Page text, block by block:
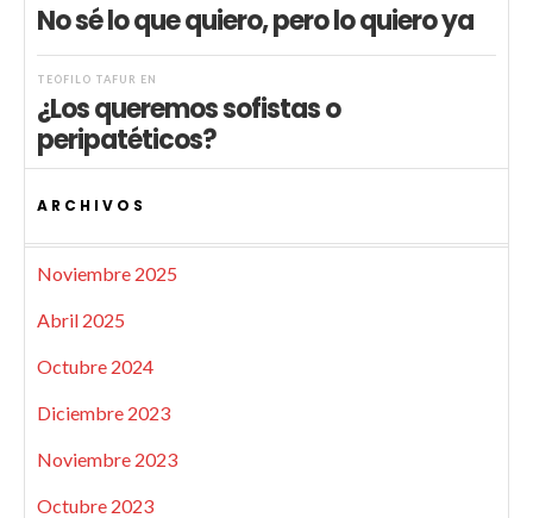
No sé lo que quiero, pero lo quiero ya
TEÓFILO TAFUR EN
¿Los queremos sofistas o
peripatéticos?
ARCHIVOS
Noviembre 2025
Abril 2025
Octubre 2024
Diciembre 2023
Noviembre 2023
Octubre 2023